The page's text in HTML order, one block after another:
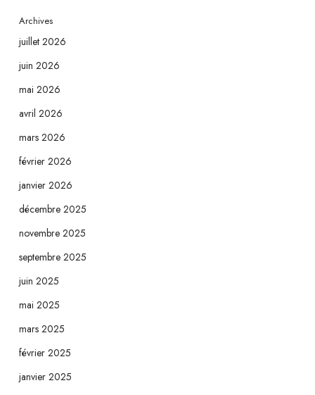
Archives
juillet 2026
juin 2026
mai 2026
avril 2026
mars 2026
février 2026
janvier 2026
décembre 2025
novembre 2025
septembre 2025
juin 2025
mai 2025
mars 2025
février 2025
janvier 2025